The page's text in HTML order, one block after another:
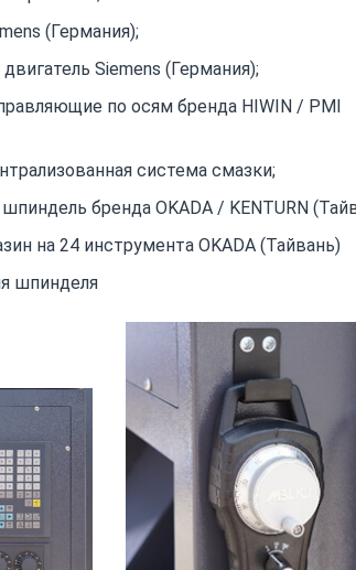
(Германия);
Siemens (Германия);
по осям бренда HIWIN / PMI
система смазки;
бренда OKADA / KENTURN
на 24 инструмента OKADA (Тайвань)
шпинделя